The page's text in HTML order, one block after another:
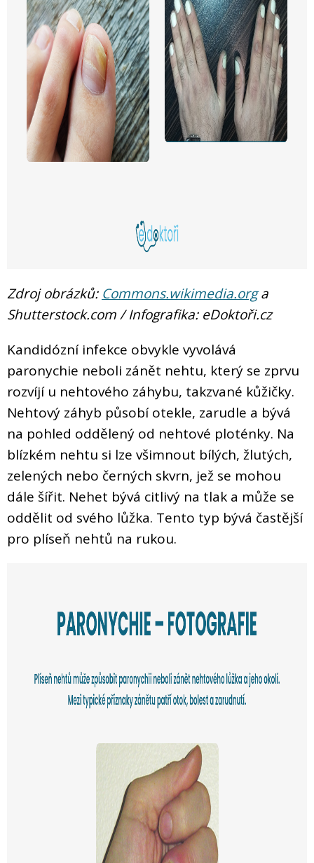
Zdroj obrázků: Commons.wikimedia.orga
Shutterstock.com / Infografika: eDoktoři.cz
Kandidózní infekce obvykle vyvolává
paronychie neboli zánět nehtu, který se zprvu
rozvíjí u nehtového záhybu, takzvané kůžičky.
Nehtový záhyb působí otekle, zarudle a bývá
na pohled oddělený od nehtové ploténky. Na
blízkém nehtu si lze všimnout bílých, žlutých,
zelených nebo černých skvrn, jež se mohou
dále šířit. Nehet bývá citlivý na tlak a může se
oddělit od svého lůžka. Tento typ bývá častější
pro plíseň nehtů na rukou.